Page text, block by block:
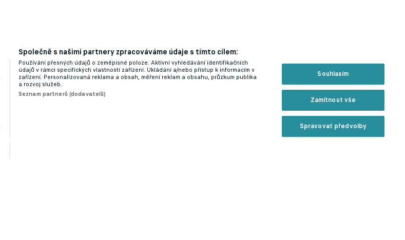
Společně s našimi partnery zpracováváme údaje s tímto cílem:
Používání přesných údajů o zeměpisné poloze. Aktivní vyhledávání identifikačních
údajů v rámci specifických vlastností zařízení. Ukládání a/nebo přístup k informacím v
zařízení. Personalizovaná reklama a obsah, měření reklam a obsahu, průzkum publika
a rozvoj služeb.
Seznam partnerů (dodavatelů)
Souhlasím
Zamítnout vše
Spravovat předvolby